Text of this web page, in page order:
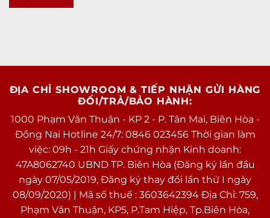
ĐỊA CHỈ SHOWROOM & TIẾP NHẬN GỬI HÀNG
ĐỔI/TRẢ/BẢO HÀNH:
1000 Phạm Văn Thuận - KP 2 - P. Tân Mai, Biên Hòa -
Đồng Nai Hotline 24/7: 0846 023456 Thời gian làm
việc: 09h - 21h Giấy chứng nhận Kinh doanh:
47A8062740 UBND TP. Biên Hòa (Đăng ký lần đầu
ngày 07/05/2019, Đăng ký thay đổi lần thứ I ngày
08/09/2020) | Mã số thuế : 3603642394 Địa Chỉ: 759,
Phạm Văn Thuận, KP5, P.Tam Hiệp, Tp.Biên Hòa,